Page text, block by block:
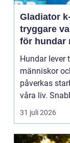
Gladiator
tryggare
för hundar
stress och
Hundar lever
människor
påverkas
våra liv.
förändringar,
en...
31 juli 2026